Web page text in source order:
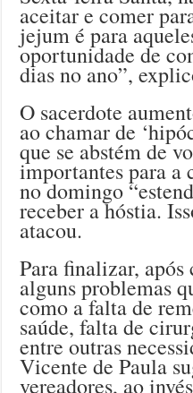
aceitar e comer
jejum é para
oportunidade de
dias no ano”,
O sacerdote
ao chamar de
que se abstém de
importantes para a
no domingo
receber a hóstia.
atacou.
Para finalizar, após
alguns problemas
como a falta de
saúde, falta de
entre outras
Vicente de Paula
vereadores, ao